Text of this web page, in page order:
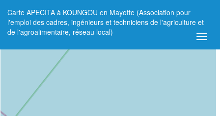
Carte APECITA à KOUNGOU en Mayotte (Association pour
l'emploi des cadres, ingénieurs et techniciens de l'agriculture et
de l'agroalimentaire, réseau local)
+
−